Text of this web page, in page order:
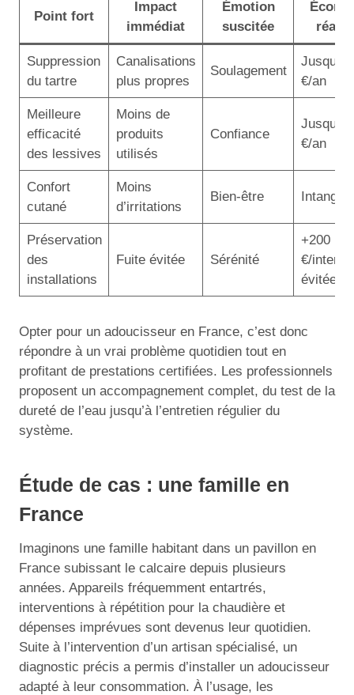
Point fort
Impact
immédiat
Émotion
suscitée
Suppression
du tartre
Canalisations
plus propres
Soulagement
Jusqu’à
€/an
Meilleure
efficacité
des lessives
Moins de
produits
utilisés
Confiance
Jusqu’à
€/an
Confort
cutané
Moins
d’irritations
Bien-être
Préservation
des
installations
Fuite évitée Sérénité
+200
€/
évitée
Opter pour un adoucisseur en France, c’est donc
répondre à un vrai problème quotidien tout en
profitant de prestations certifiées. Les professionnels
proposent un accompagnement complet, du test de la
dureté de l’eau jusqu’à l’entretien régulier du
système.
Étude de cas : une famille en
France
Imaginons une famille habitant dans un pavillon en
France subissant le calcaire depuis plusieurs
années. Appareils fréquemment entartrés,
interventions à répétition pour la chaudière et
dépenses imprévues sont devenus leur quotidien.
Suite à l’intervention d’un artisan spécialisé, un
diagnostic précis a permis d’installer un adoucisseur
adapté à leur consommation. À l’usage, les